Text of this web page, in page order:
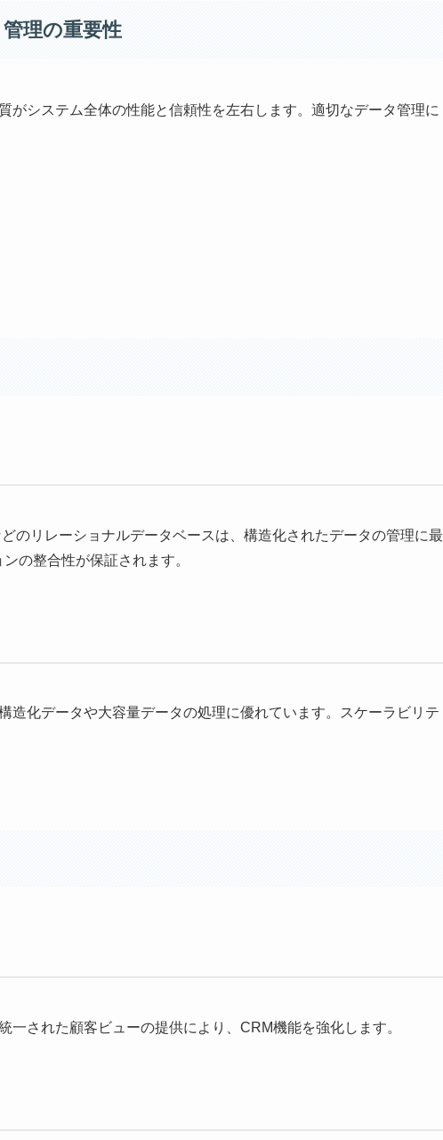
理の重要性
がシステム全体の性能と信頼性を左右します。適切なデータ管理に
のリレーショナルデータベースは、構造化されたデータの管理に最
の整合性が保証されます。
造化データや大容量データの処理に優れています。スケーラビリテ
一された顧客ビューの提供により、CRM機能を強化します。